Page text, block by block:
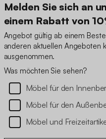
Melden Sie sich an
einem Rabatt von
Angebot gültig ab einem
anderen aktuellen Angeboten
ausgenommen.
Was möchten Sie sehen?
Möbel für den
Möbel für den
Möbel und